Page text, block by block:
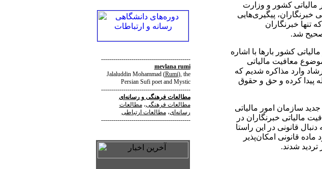
--------------------------------------------
mevlana rumi
Jalaluddin Mohammad(Rumi), the
Persian Sufi poet and Mystic
--------------------------------------------
مطالعات فرهنگیورسانه‌ای
مطالعات فرهنگی،مطالعات
رسانه‌ای،مطالعات ارتباطی
--------------------------------------------
مالیاتی کشور و وزارت
خبرنگاران، پیگیری‌هایی
تنها خبرنگاران
شد.
کشور بارها با اشاره
معافیت مالیاتی
وارد مذاکره شدیم که
پیدا کرده و حق و حقوق
سازمان امور مالیاتی
مالیاتی خبرنگاران در
قانونی در این راستا
قانونی امکان‌پذیر
شدند.